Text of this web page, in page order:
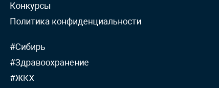
Конкурсы
Политика конфиденциальности
#Сибирь
#Здравоохранение
#ЖКХ